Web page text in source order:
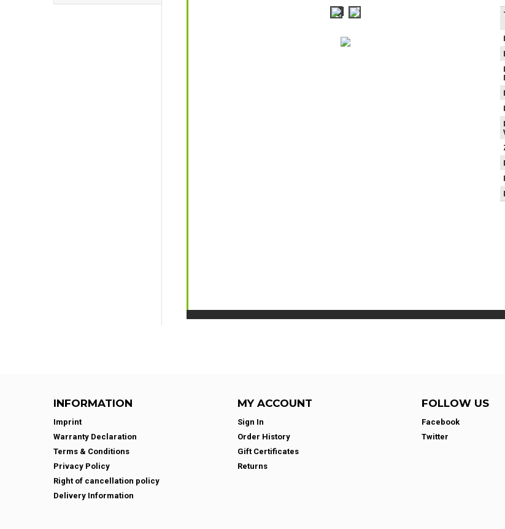
INFORMATION
Imprint
Warranty Declaration
Terms & Conditions
Privacy Policy
Right of cancellation policy
Delivery Information
MY ACCOUNT
Sign In
Order History
Gift Certificates
Returns
FOLLOW US
Facebook
Twitter